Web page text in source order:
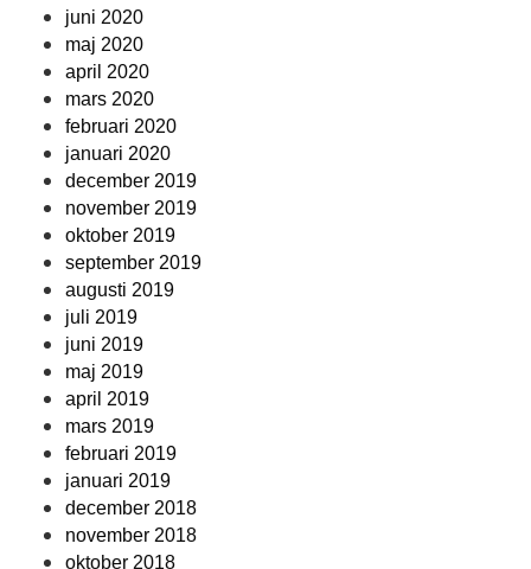
juni 2020
maj 2020
april 2020
mars 2020
februari 2020
januari 2020
december 2019
november 2019
oktober 2019
september 2019
augusti 2019
juli 2019
juni 2019
maj 2019
april 2019
mars 2019
februari 2019
januari 2019
december 2018
november 2018
oktober 2018